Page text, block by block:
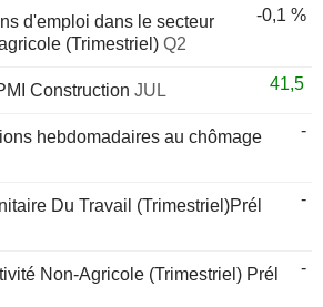
d'emploi dans le secteur
(Trimestriel) Q2
-0,1 %
Construction JUL 41,5
hebdomadaires au chômage
-
Du Travail (Trimestriel)Prél
-
Non-Agricole (Trimestriel) Prél
-